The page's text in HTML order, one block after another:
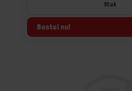
Stuk
Bestel nu!